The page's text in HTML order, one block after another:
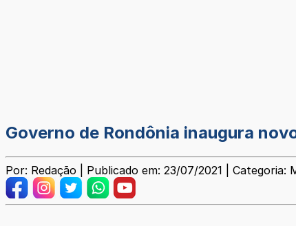
Governo de Rondônia inaugura
Por: Redação | Publicado em: 23/07/2021 | Categoria: